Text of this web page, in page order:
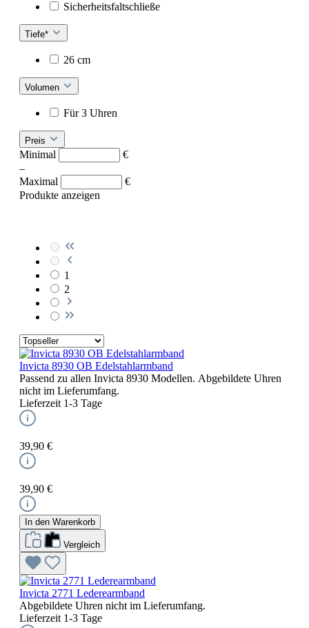
Sicherheitsfaltschließe
Tiefe*
26 cm
Volumen
Für 3 Uhren
Preis
Minimal
€
–
Maximal
€
Produkte anzeigen
1
2
Invicta 8930 OB Edelstahlarmband
Passend zu allen Invicta 8930 Modellen. Abgebildete Uhren
nicht im Lieferumfang.
Lieferzeit 1-3 Tage
39,90 €
39,90 €
In den Warenkorb
Vergleich
Invicta 2771 Lederearmband
Abgebildete Uhren nicht im Lieferumfang.
Lieferzeit 1-3 Tage